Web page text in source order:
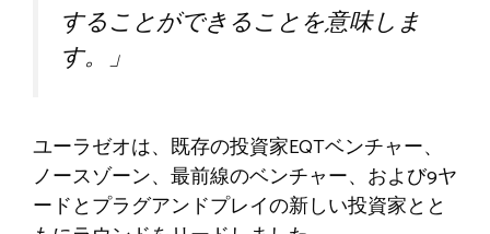
することができることを意味しま
す。」
ユーラゼオは、既存の投資家EQTベンチャー、
ノースゾーン、最前線のベンチャー、および9ヤ
ードとプラグアンドプレイの新しい投資家とと